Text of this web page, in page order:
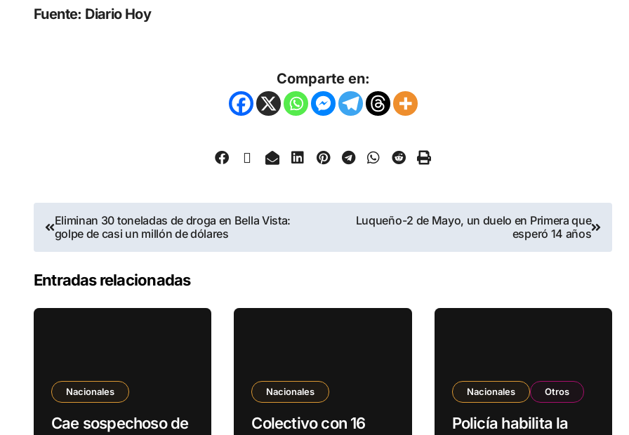
Fuente: Diario Hoy
Comparte en:
Eliminan 30 toneladas de droga en Bella Vista:
golpe de casi un millón de dólares
Luqueño-2 de Mayo, un duelo en Primera que
esperó 14 años
Entradas relacionadas
Nacionales
Cae sospechoso de
Nacionales
Colectivo con 16
Nacionales Otros
Policía habilita la